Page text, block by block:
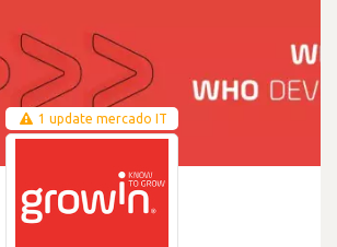
1 update mercado IT